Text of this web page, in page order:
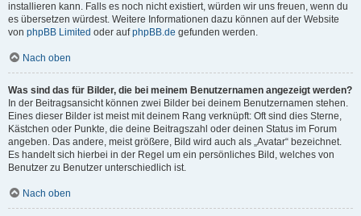
installieren kann. Falls es noch nicht existiert, würden wir uns freuen, wenn du
es übersetzen würdest. Weitere Informationen dazu können auf der Website
von phpBB Limited oder aufphpBB.de gefunden werden.
Nach oben
Was sind das für Bilder, die bei meinem Benutzernamen angezeigt werden?
In der Beitragsansicht können zwei Bilder bei deinem Benutzernamen stehen.
Eines dieser Bilder ist meist mit deinem Rang verknüpft: Oft sind dies Sterne,
Kästchen oder Punkte, die deine Beitragszahl oder deinen Status im Forum
angeben. Das andere, meist größere, Bild wird auch als „Avatar“ bezeichnet.
Es handelt sich hierbei in der Regel um ein persönliches Bild, welches von
Benutzer zu Benutzer unterschiedlich ist.
Nach oben